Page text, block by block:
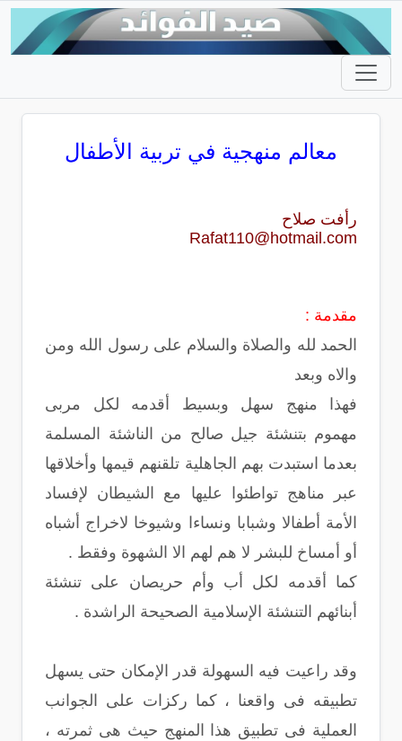
معالم منهجية في تربية الأطفال
رأفت صلاح
Rafat110@hotmail.com
مقدمة :
الحمد لله والصلاة والسلام على رسول الله ومن
والاه وبعد
فهذا منهج سهل وبسيط أقدمه لكل مربى
مهموم بتنشئة جيل صالح من الناشئة المسلمة
بعدما استبدت بهم الجاهلية تلقنهم قيمها وأخلاقها
عبر مناهج تواطئوا عليها مع الشيطان لإفساد
الأمة أطفالا وشبابا ونساءا وشيوخا لاخراج أشباه
أو أمساخ للبشر لا هم لهم الا الشهوة وفقط .
كما أقدمه لكل أب وأم حريصان على تنشئة
أبنائهم التنشئة الإسلامية الصحيحة الراشدة .
وقد راعيت فيه السهولة قدر الإمكان حتى يسهل
تطبيقه فى واقعنا ، كما ركزات على الجوانب
العملية فى تطبيق هذا المنهج حيث هى ثمرته ،